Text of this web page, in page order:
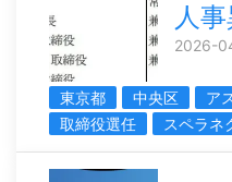
人
2026-
東京都 中央区
ア
取締役選任
スペラネ